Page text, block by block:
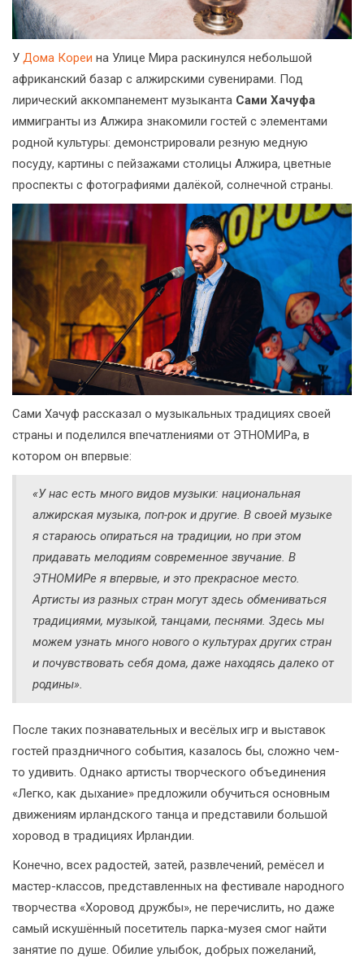
У Дома Кореи на Улице Мира раскинулся небольшой
африканский базар с алжирскими сувенирами. Под
лирический аккомпанемент музыканта Сами Хачуфа
иммигранты из Алжира знакомили гостей с элементами
родной культуры: демонстрировали резную медную
посуду, картины с пейзажами столицы Алжира, цветные
проспекты с фотографиями далёкой, солнечной страны.
Сами Хачуф рассказал о музыкальных традициях своей
страны и поделился впечатлениями от ЭТНОМИРа, в
котором он впервые:
«У нас есть много видов музыки: национальная
алжирская музыка, поп-рок и другие. В своей музыке
я стараюсь опираться на традиции, но при этом
придавать мелодиям современное звучание. В
ЭТНОМИРе я впервые, и это прекрасное место.
Артисты из разных стран могут здесь обмениваться
традициями, музыкой, танцами, песнями. Здесь мы
можем узнать много нового о культурах других стран
и почувствовать себя дома, даже находясь далеко от
родины».
После таких познавательных и весёлых игр и выставок
гостей праздничного события, казалось бы, сложно чем-
то удивить. Однако артисты творческого объединения
«Легко, как дыхание» предложили обучиться основным
движениям ирландского танца и представили большой
хоровод в традициях Ирландии.
Конечно, всех радостей, затей, развлечений, ремёсел и
мастер-классов, представленных на фестивале народного
творчества «Хоровод дружбы», не перечислить, но даже
самый искушённый посетитель парка-музея смог найти
занятие по душе. Обилие улыбок, добрых пожеланий,